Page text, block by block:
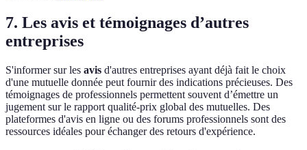
7. Les avis et témoignages d’autres
entreprises
S'informer sur les avis d'autres entreprises ayant déjà fait le choix
d'une mutuelle donnée peut fournir des indications précieuses. Des
témoignages de professionnels permettent souvent d’émettre un
jugement sur le rapport qualité-prix global des mutuelles. Des
plateformes d'avis en ligne ou des forums professionnels sont des
ressources idéales pour échanger des retours d'expérience.